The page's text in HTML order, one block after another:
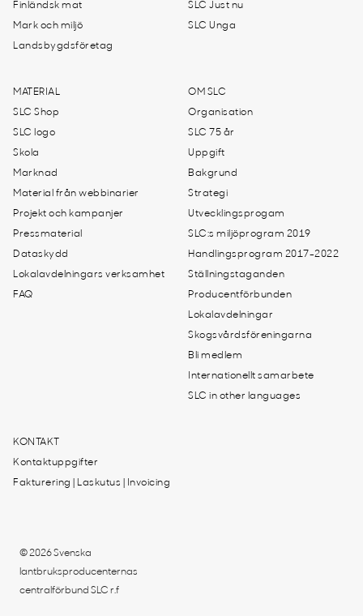
Finländsk mat
Mark och miljö
Landsbygdsföretag
SLC Just nu
SLC Unga
MATERIAL
SLC Shop
SLC logo
Skola
Marknad
Material från webbinarier
Projekt och kampanjer
Pressmaterial
Dataskydd
Lokalavdelningars verksamhet
FAQ
OM SLC
Organisation
SLC 75 år
Uppgift
Bakgrund
Strategi
Utvecklingsprogam
SLC:s miljöprogram 2019
Handlingsprogram 2017-2022
Ställningstaganden
Producentförbunden
Lokalavdelningar
Skogsvårdsföreningarna
Bli medlem
Internationellt samarbete
SLC in other languages
KONTAKT
Kontaktuppgifter
Fakturering | Laskutus | Invoicing
© 2026 Svenska
lantbruksproducenternas
centralförbund SLC r.f